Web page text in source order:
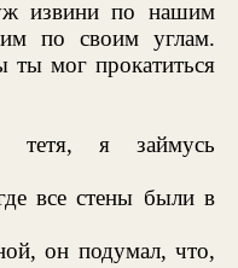
извини по нашим
по своим углам.
ты мог прокатиться
тетя, я займусь
все стены были в
он подумал, что,